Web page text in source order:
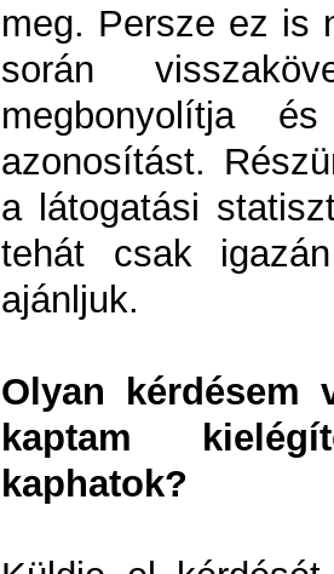
meg. Persze ez is
során
megbonyolítja
azonosítást.
a látogatási
tehát csak
ajánljuk.
Olyan kérdésem
kaptam
kaphatok?